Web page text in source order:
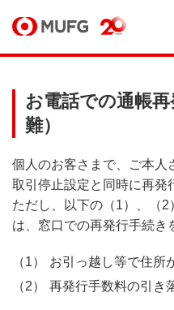
お電話での通帳
難）
個人のお客さまで、ご本人
取引停止設定と同時に再発
ただし、以下の（1）、（
は、窓口での再発行手続き
お引っ越し等で住所
再発行手数料の引き